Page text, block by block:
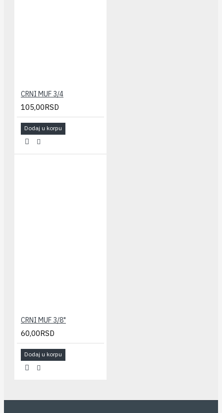
CRNI MUF 3/4
105,00RSD
Dodaj u korpu
CRNI MUF 3/8"
60,00RSD
Dodaj u korpu